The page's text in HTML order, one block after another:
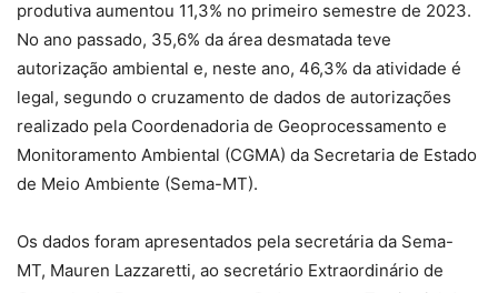
produtiva aumentou 11,3% no primeiro semestre de 2023.
No ano passado, 35,6% da área desmatada teve
autorização ambiental e, neste ano, 46,3% da atividade é
legal, segundo o cruzamento de dados de autorizações
realizado pela Coordenadoria de Geoprocessamento e
Monitoramento Ambiental (CGMA) da Secretaria de Estado
de Meio Ambiente (Sema-MT).
Os dados foram apresentados pela secretária da Sema-
MT, Mauren Lazzaretti, ao secretário Extraordinário de